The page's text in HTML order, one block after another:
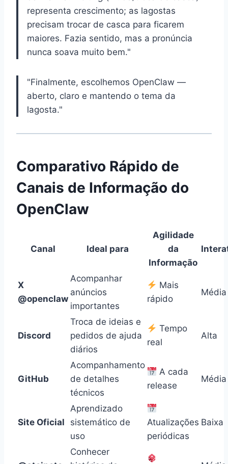
representa crescimento; as lagostas
precisam trocar de casca para ficarem
maiores. Fazia sentido, mas a pronúncia
nunca soava muito bem."
"Finalmente, escolhemos OpenClaw —
aberto, claro e mantendo o tema da
lagosta."
Comparativo Rápido de
Canais de Informação do
OpenClaw
Canal Ideal para
Agilidade
da
Informação
X
@openclaw
Acompanhar
anúncios
importantes
Mais
rápido
Média
Discord
Troca de ideias e
pedidos de ajuda
diários
Tempo
real
Alta
GitHub
Acompanhamento
de detalhes
técnicos
A cada
release
Média
Site Oficial
Aprendizado
sistemático de
uso
Atualizações
periódicas
Baixa
Conhecer